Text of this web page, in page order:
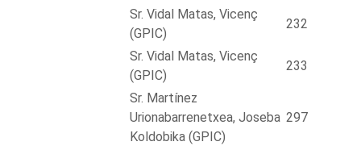
Sr. Vidal Matas, Vicenç
(GPIC)
232
Sr. Vidal Matas, Vicenç
(GPIC)
233
Sr. Martínez
Urionabarrenetxea, Joseba
Koldobika (GPIC)
297